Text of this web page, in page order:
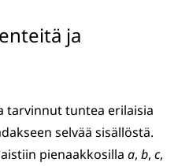
ja
tarvinnut tuntea erilaisia
selvää sisällöstä.
pienaakkosilla a, b, c,